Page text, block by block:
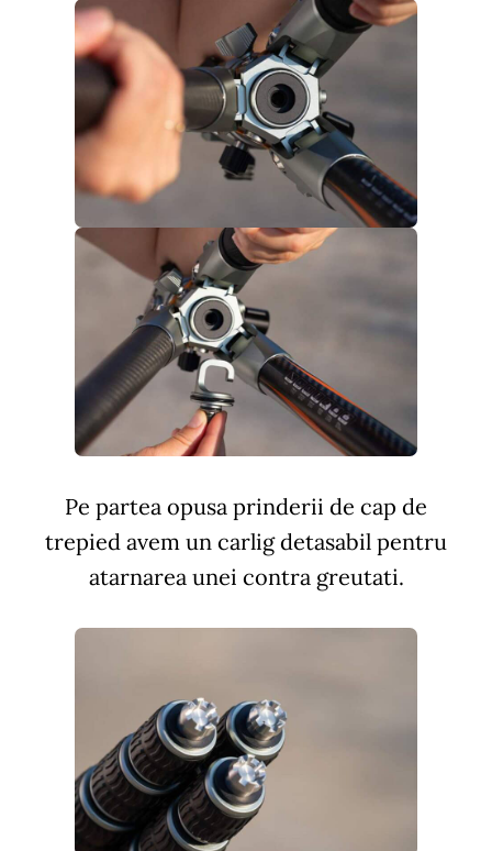
Pe partea opusa prinderii de cap de
trepied avem un carlig detasabil pentru
atarnarea unei contra greutati.